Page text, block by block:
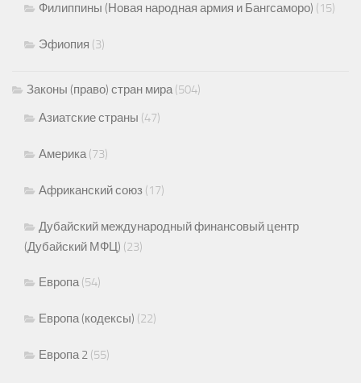
Филиппины (Новая народная армия и Бангсаморо) (15)
Эфиопия (3)
Законы (право) стран мира(504)
Азиатские страны (47)
Америка(73)
Африканский союз (17)
Дубайский международный финансовый центр
(Дубайский МФЦ) (23)
Европа(54)
Европа (кодексы) (22)
Европа 2 (55)